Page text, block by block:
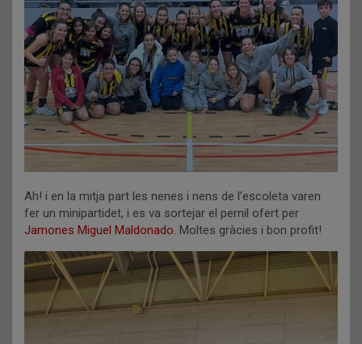
Ah! i en la mitja part les nenes i nens de l’escoleta varen
fer un minipartidet, i es va sortejar el pernil ofert per
Jamones Miguel Maldonado. Moltes gràcies i bon profit!